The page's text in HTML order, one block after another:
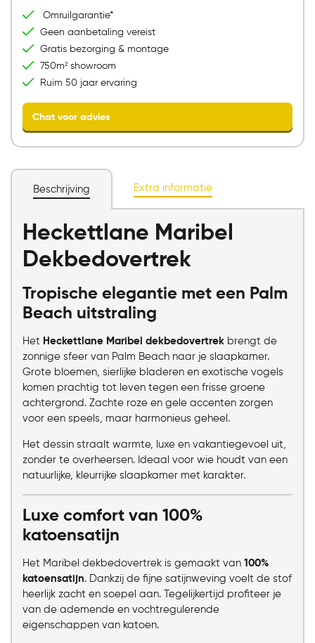
Bezoek onze showroom
Omruilgarantie*
Geen aanbetaling vereist
Gratis bezorging & montage
750m² showroom
Ruim 50 jaar ervaring
Chat voor advies
Beschrijving Extra informatie
Heckettlane Maribel
Dekbedovertrek
Tropische elegantie met een Palm
Beach uitstraling
Het Heckettlane Maribel dekbedovertrek brengt de
zonnige sfeer van Palm Beach naar je slaapkamer.
Grote bloemen, sierlijke bladeren en exotische vogels
komen prachtig tot leven tegen een frisse groene
achtergrond. Zachte roze en gele accenten zorgen
voor een speels, maar harmonieus geheel.
Het dessin straalt warmte, luxe en vakantiegevoel uit,
zonder te overheersen. Ideaal voor wie houdt van een
natuurlijke, kleurrijke slaapkamer met karakter.
Luxe comfort van 100%
katoensatijn
Het Maribel dekbedovertrek is gemaakt van 100%
katoensatijn. Dankzij de fijne satijnweving voelt de stof
heerlijk zacht en soepel aan. Tegelijkertijd profiteer je
van de ademende en vochtregulerende
eigenschappen van katoen.